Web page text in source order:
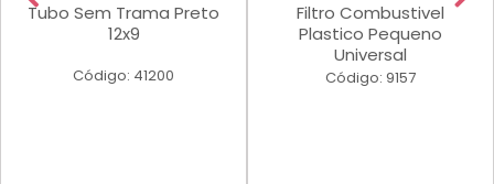
Tubo Sem Trama Preto
12x9
Código: 41200
Filtro Combustivel
Plastico Pequeno
Universal
Código: 9157